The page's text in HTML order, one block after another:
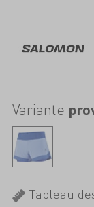
Variante
Tableau